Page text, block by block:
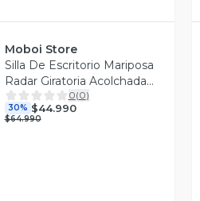
Moboi Store
Silla De Escritorio Mariposa
Radar Giratoria Acolchada
Blanca
0(0)
30% $44.990
$64.990